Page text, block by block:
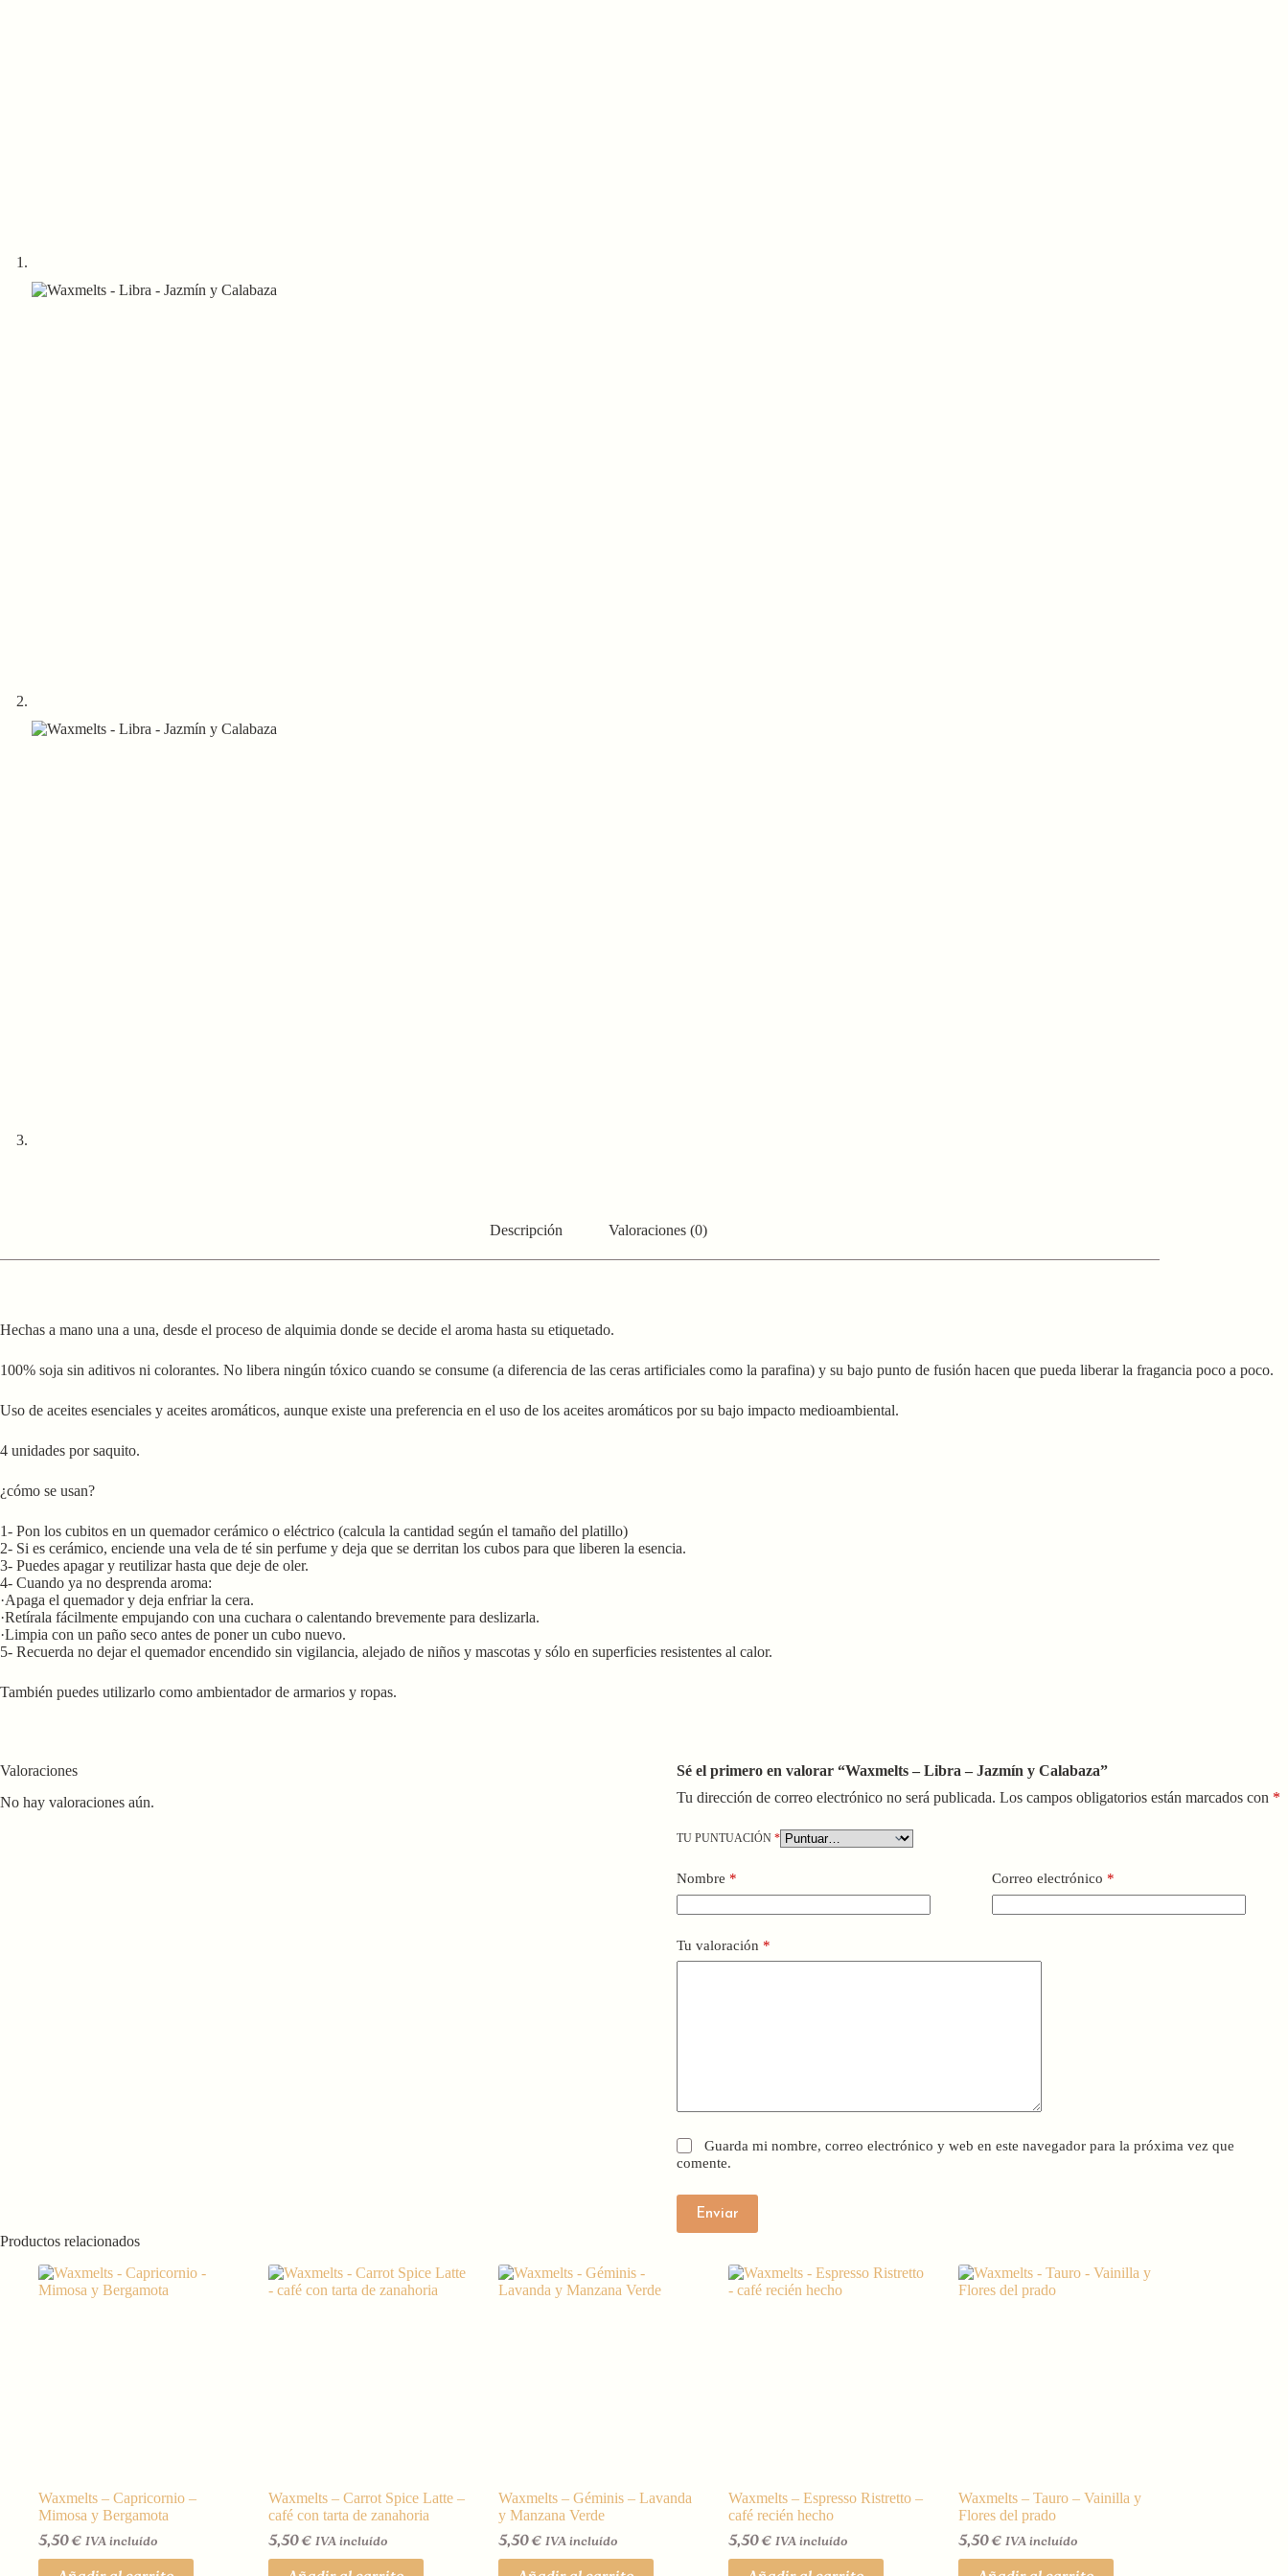
Descripción Valoraciones (0)
Hechas a mano una a una, desde el proceso de alquimia donde se decide el aroma hasta su etiquetado.
100% soja sin aditivos ni colorantes. No libera ningún tóxico cuando se consume (a diferencia de las ceras artificiales como la parafina) y su bajo punto de fusión hacen que pueda liberar la fragancia poco a poco.
Uso de aceites esenciales y aceites aromáticos, aunque existe una preferencia en el uso de los aceites aromáticos por su bajo impacto medioambiental.
4 unidades por saquito.
¿cómo se usan?
1- Pon los cubitos en un quemador cerámico o eléctrico (calcula la cantidad según el tamaño del platillo)
2- Si es cerámico, enciende una vela de té sin perfume y deja que se derritan los cubos para que liberen la esencia.
3- Puedes apagar y reutilizar hasta que deje de oler.
4- Cuando ya no desprenda aroma:
·Apaga el quemador y deja enfriar la cera.
·Retírala fácilmente empujando con una cuchara o calentando brevemente para deslizarla.
·Limpia con un paño seco antes de poner un cubo nuevo.
5- Recuerda no dejar el quemador encendido sin vigilancia, alejado de niños y mascotas y sólo en superficies resistentes al calor.
También puedes utilizarlo como ambientador de armarios y ropas.
Valoraciones
No hay valoraciones aún.
Sé el primero en valorar “Waxmelts – Libra – Jazmín y Calabaza”
Tu dirección de correo electrónico no será publicada. Los campos obligatorios están marcados con *
TU PUNTUACIÓN *
Nombre * Correo electrónico *
Tu valoración *
Guarda mi nombre, correo electrónico y web en este navegador para la próxima vez que
comente.
Enviar
Productos relacionados
Waxmelts – Capricornio –
Mimosa y Bergamota
5,50€ IVA incluído
Waxmelts – Carrot Spice Latte –
café con tarta de zanahoria
5,50€ IVA incluído
Waxmelts – Géminis – Lavanda
y Manzana Verde
5,50€ IVA incluído
Waxmelts – Espresso Ristretto –
café recién hecho
5,50€ IVA incluído
Waxmelts – Tauro – Vainilla y
Flores del prado
5,50€ IVA incluído